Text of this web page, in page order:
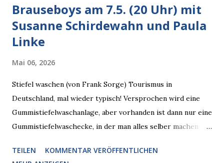
Brauseboys am 7.5. (20 Uhr) mit
Susanne Schirdewahn und Paula
Linke
Mai 06, 2026
Stiefel waschen (von Frank Sorge) Tourismus in
Deutschland, mal wieder typisch! Versprochen wird eine
Gummistiefelwaschanlage, aber vorhanden ist dann nur eine
Gummistiefelwaschecke, in der man alles selber machen
Susanne Schirdewahn und Paula Linke Haus der Sinne
TEILEN
KOMMENTAR VERÖFFENTLICHEN